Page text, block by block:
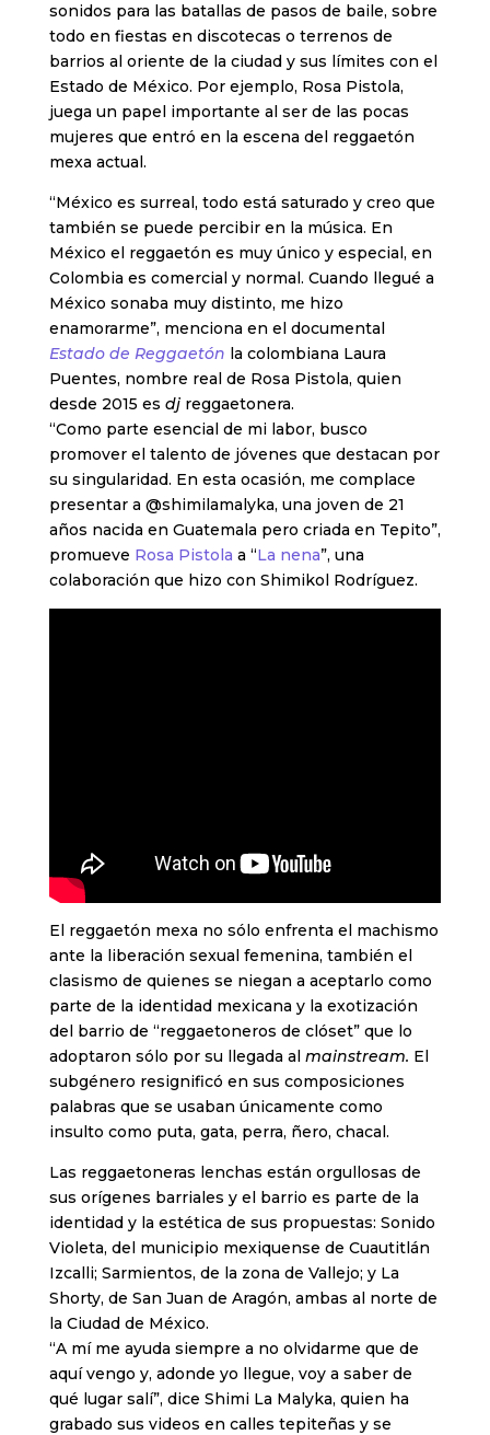
sonidos para las batallas de pasos de baile, sobre
todo en fiestas en discotecas o terrenos de
barrios al oriente de la ciudad y sus límites con el
Estado de México. Por ejemplo, Rosa Pistola,
juega un papel importante al ser de las pocas
mujeres que entró en la escena del reggaetón
mexa actual.
“México es surreal, todo está saturado y creo que
también se puede percibir en la música. En
México el reggaetón es muy único y especial, en
Colombia es comercial y normal. Cuando llegué a
México sonaba muy distinto, me hizo
enamorarme”, menciona en el documental
Estado de Reggaetón la colombiana Laura
Puentes, nombre real de Rosa Pistola, quien
desde 2015 es dj reggaetonera.
“Como parte esencial de mi labor, busco
promover el talento de jóvenes que destacan por
su singularidad. En esta ocasión, me complace
presentar a @shimilamalyka, una joven de 21
años nacida en Guatemala pero criada en Tepito”,
promueve Rosa Pistola a “La nena”, una
colaboración que hizo con Shimikol Rodríguez.
El reggaetón mexa no sólo enfrenta el machismo
ante la liberación sexual femenina, también el
clasismo de quienes se niegan a aceptarlo como
parte de la identidad mexicana y la exotización
del barrio de “reggaetoneros de clóset” que lo
adoptaron sólo por su llegada al mainstream. El
subgénero resignificó en sus composiciones
palabras que se usaban únicamente como
insulto como puta, gata, perra, ñero, chacal.
Las reggaetoneras lenchas están orgullosas de
sus orígenes barriales y el barrio es parte de la
identidad y la estética de sus propuestas: Sonido
Violeta, del municipio mexiquense de Cuautitlán
Izcalli; Sarmientos, de la zona de Vallejo; y La
Shorty, de San Juan de Aragón, ambas al norte de
la Ciudad de México.
“A mí me ayuda siempre a no olvidarme que de
aquí vengo y, adonde yo llegue, voy a saber de
qué lugar salí”, dice Shimi La Malyka, quien ha
grabado sus videos en calles tepiteñas y se